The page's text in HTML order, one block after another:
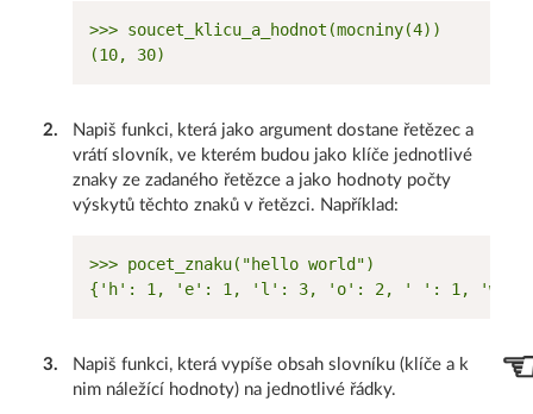
>>> soucet_klicu_a_hodnot(mocniny(4))
2.
Napiš funkci, která jako argument dostane řetězec a
vrátí slovník, ve kterém budou jako klíče jednotlivé
znaky ze zadaného řetězce a jako hodnoty počty
výskytů těchto znaků v řetězci. Například:
>>> pocet_znaku("hello world")
3.
Napiš funkci, která vypíše obsah slovníku (klíče a k
nim náležící hodnoty) na jednotlivé řádky.